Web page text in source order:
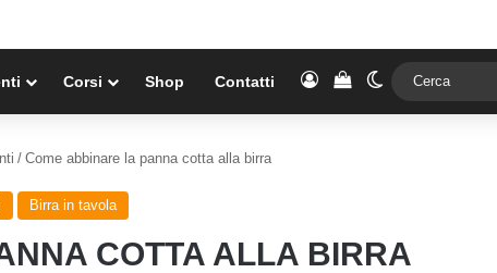
Corsi Shop Contatti AccediVedi il carrello
Cambia aspetto
/ Come abbinare la panna cotta alla birra
Birra in tavola
COTTA ALLA BIRRA